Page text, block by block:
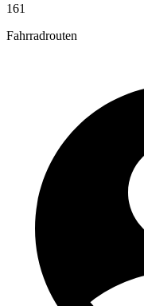
161
Fahrradrouten